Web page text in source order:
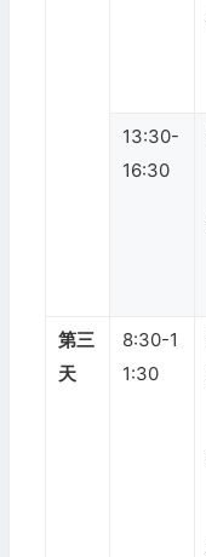
13:30-
16:30
第三
天
8:30-1
1:30